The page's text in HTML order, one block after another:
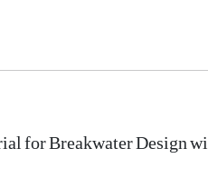
for Breakwater Design